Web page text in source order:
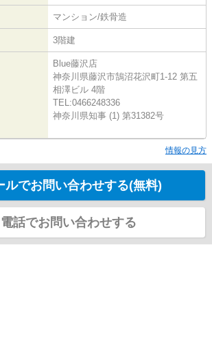
マンション/鉄骨造
3階建
Blue藤沢店
神奈川県藤沢市鵠沼花沢町1-12 第五
相澤ビル 4階
TEL:0466248336
神奈川県知事 (1) 第31382号
情報の見方
ルでお問い合わせする(無料)
電話でお問い合わせする